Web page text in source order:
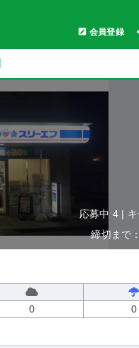
会員登録
応募中 4 |
締切まで
0 0